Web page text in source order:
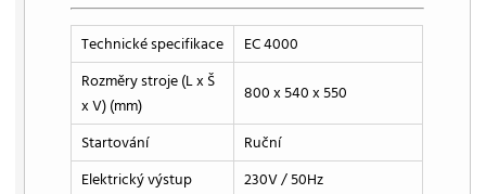
Technické specifikace
EC 4000
Rozměry stroje (L x Š
x V) (mm)
800 x 540 x 550
Startování
Ruční
Elektrický výstup
230V / 50Hz